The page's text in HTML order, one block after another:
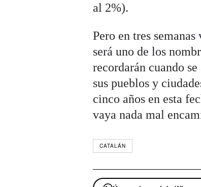
al 2%).
Pero en tres
será uno de los
recordarán cuando
sus pueblos y
cinco años en esta
vaya nada mal
CATALÁN